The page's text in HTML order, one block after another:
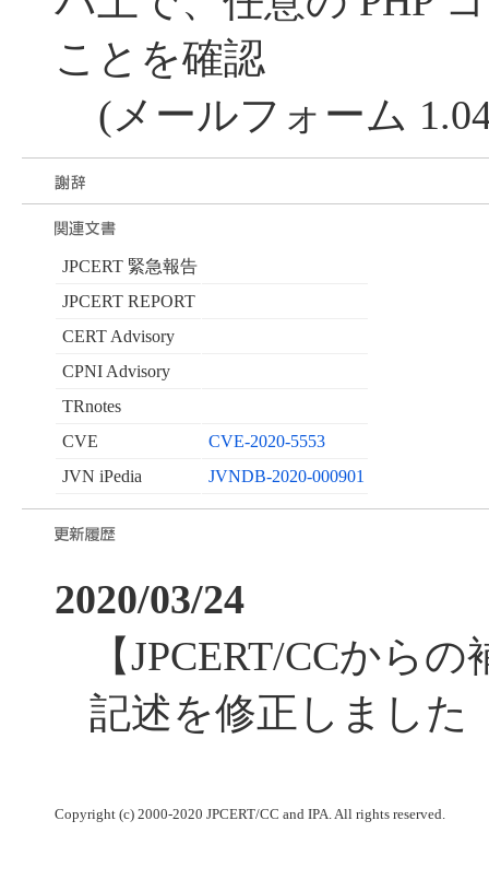
ことを確認
(メールフォーム
JPCERT 緊急報告
JPCERT REPORT
CERT Advisory
CPNI Advisory
TRnotes
CVE
CVE-2020-5553
JVN iPedia
JVNDB-2020-000901
2020/03/24
【JPCERT/CCから
記述を修正しました
Copyright (c) 2000-2020 JPCERT/CC and IPA. All rights reserved.